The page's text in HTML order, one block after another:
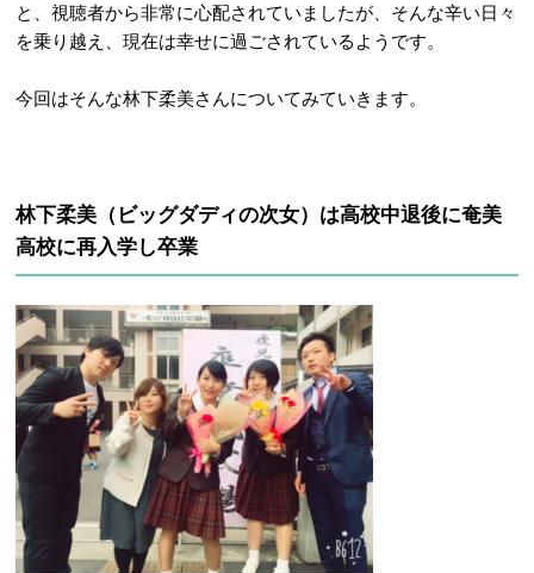
と、視聴者から非常に心配されていましたが、そんな辛い日々
を乗り越え、現在は幸せに過ごされているようです。
今回はそんな林下柔美さんについてみていきます。
林下柔美（ビッグダディの次女）は高校中退後に奄美
高校に再入学し卒業